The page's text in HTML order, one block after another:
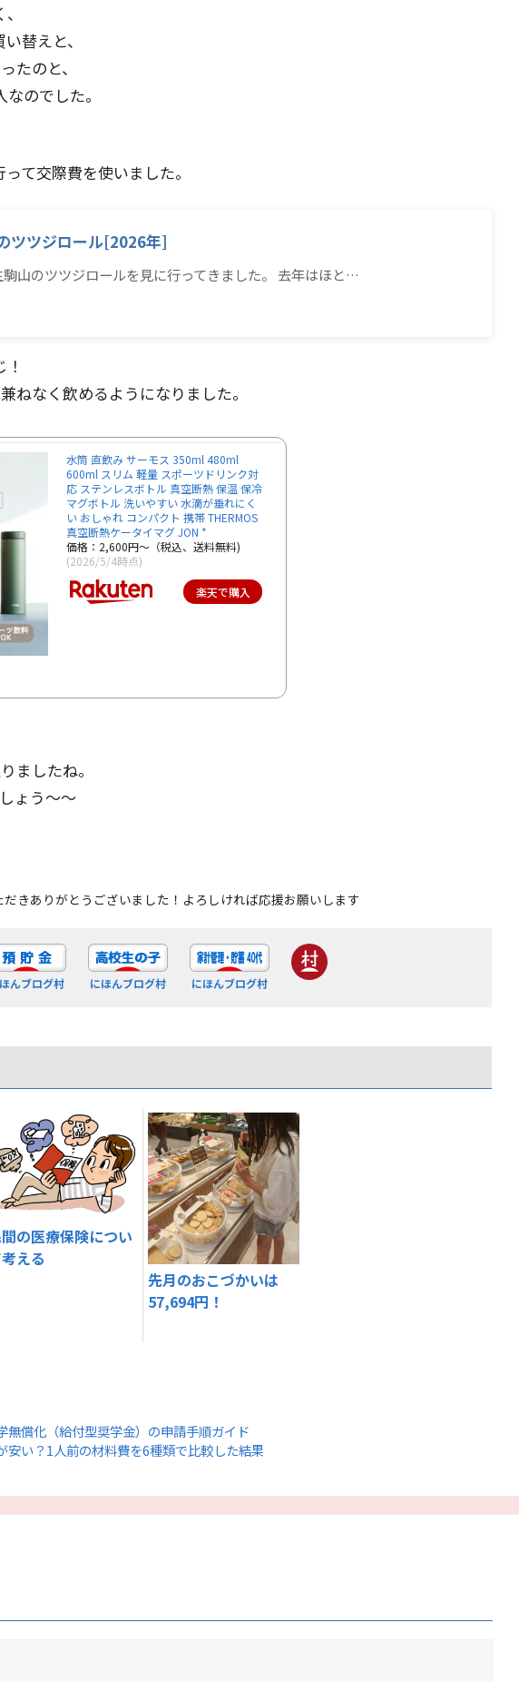
替えと、
たのと、
のでした。
て交際費を使いました。
ツツジロール[2026年]
山のツツジロールを見に行ってきました。 去年はほと…
なく飲めるようになりました。
水筒 直飲み サーモス 350ml 480ml
600ml スリム 軽量 スポーツドリンク対
応 ステンレスボトル 真空断熱 保温 保冷
マグボトル 洗いやすい 水滴が垂れにく
い おしゃれ コンパクト 携帯 THERMOS
真空断熱ケータイマグ JON *
価格：2,600円～（税込、送料無料)
(2026/5/4時点)
楽天で購入
ましたね。
ょう～～
だきありがとうございました！よろしければ応援お願いします
んブログ村 にほんブログ村 にほんブログ村
の医療保険につい
える
先月のおこづかいは
57,694円！
無償化（給付型奨学金）の申請手順ガイド
安い？1人前の材料費を6種類で比較した結果